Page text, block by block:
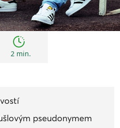
Trendy
2 min.
pseudonymem